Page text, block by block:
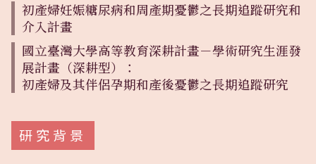
初產婦妊娠糖尿病和周產期憂鬱之長期追蹤研究和
介入計畫
國立臺灣大學高等教育深耕計畫－學術研究生涯發
展計畫（深耕型）：
初產婦及其伴侶孕期和產後憂鬱之長期追蹤研究
研究背景